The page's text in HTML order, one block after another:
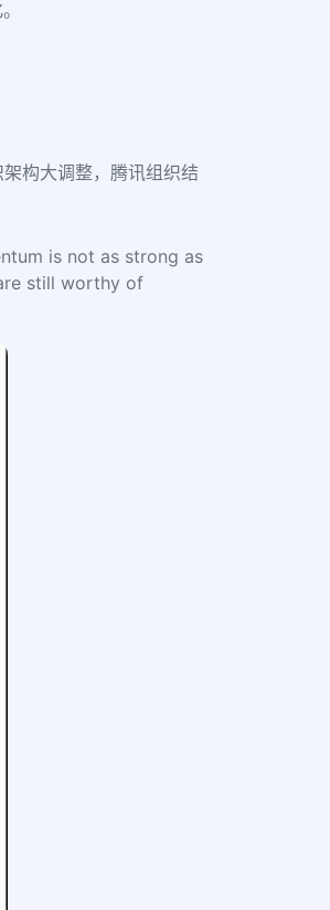
构大调整，腾讯组织结
is not as strong as
still worthy of